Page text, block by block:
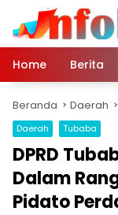
Langsung
konten
Home
Berita
Beranda Daerah
Daerah Tubaba
DPRD
Dalam
Pidato